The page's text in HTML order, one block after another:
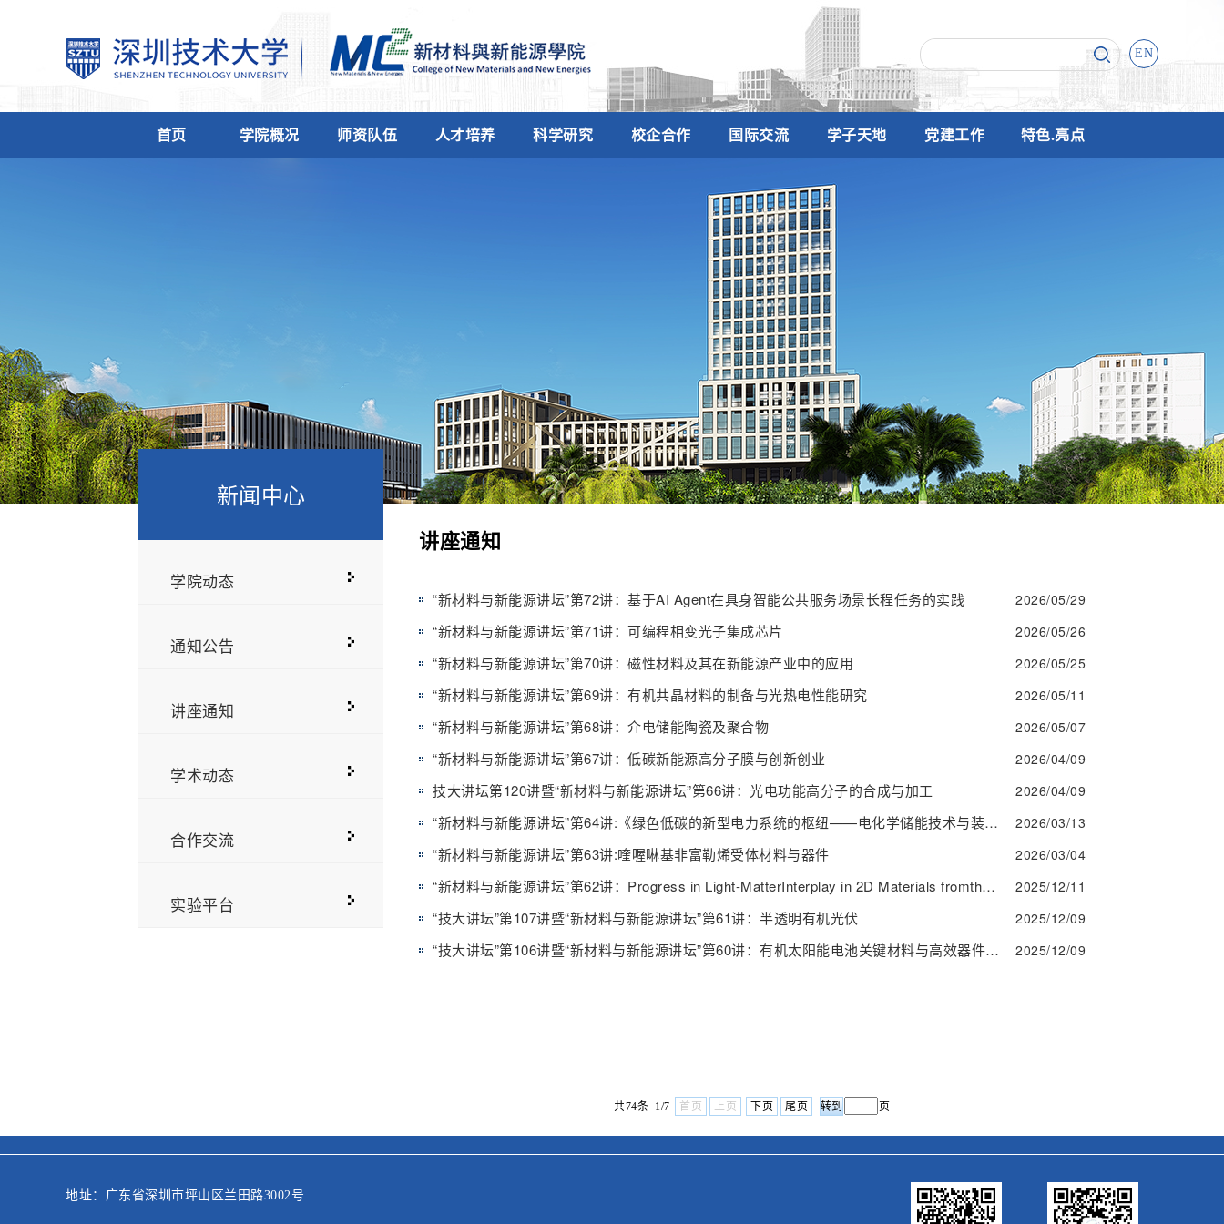
EN
首页 学院概况 师资队伍 人才培养 科学研究 校企合作 国际交流 学子天地 党建工作 特色.亮点
新闻中心
学院动态
通知公告
讲座通知
学术动态
合作交流
实验平台
讲座通知
2026/05/29
“新材料与新能源讲坛”第72讲：基于AI Agent在具身智能公共服务场景长程任务的实践
2026/05/26
“新材料与新能源讲坛”第71讲：可编程相变光子集成芯片
2026/05/25
“新材料与新能源讲坛”第70讲：磁性材料及其在新能源产业中的应用
2026/05/11
“新材料与新能源讲坛”第69讲：有机共晶材料的制备与光热电性能研究
2026/05/07
“新材料与新能源讲坛”第68讲：介电储能陶瓷及聚合物
2026/04/09
“新材料与新能源讲坛”第67讲：低碳新能源高分子膜与创新创业
2026/04/09
技大讲坛第120讲暨“新材料与新能源讲坛”第66讲：光电功能高分子的合成与加工
2026/03/13
“新材料与新能源讲坛”第64讲:《绿色低碳的新型电力系统的枢纽——电化学储能技术与装备》
2026/03/04
“新材料与新能源讲坛”第63讲:喹喔啉基非富勒烯受体材料与器件
2025/12/11
“新材料与新能源讲坛”第62讲：Progress in Light-MatterInterplay in 2D Materials fromthe Near-Infrared and Beyond
2025/12/09
“技大讲坛”第107讲暨“新材料与新能源讲坛”第61讲：半透明有机光伏
2025/12/09
“技大讲坛”第106讲暨“新材料与新能源讲坛”第60讲：有机太阳能电池关键材料与高效器件研究
共74条 1/7 首页 上页 下页 尾页 页
地址：广东省深圳市坪山区兰田路3002号